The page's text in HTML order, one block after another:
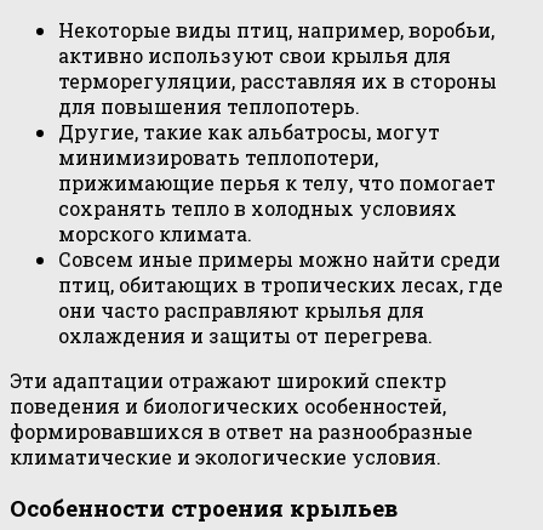
Некоторые виды птиц, например, воробьи,
активно используют свои крылья для
терморегуляции, расставляя их в стороны
для повышения теплопотерь.
Другие, такие как альбатросы, могут
минимизировать теплопотери,
прижимающие перья к телу, что помогает
сохранять тепло в холодных условиях
морского климата.
Совсем иные примеры можно найти среди
птиц, обитающих в тропических лесах, где
они часто расправляют крылья для
охлаждения и защиты от перегрева.
Эти адаптации отражают широкий спектр
поведения и биологических особенностей,
формировавшихся в ответ на разнообразные
климатические и экологические условия.
Особенности строения крыльев